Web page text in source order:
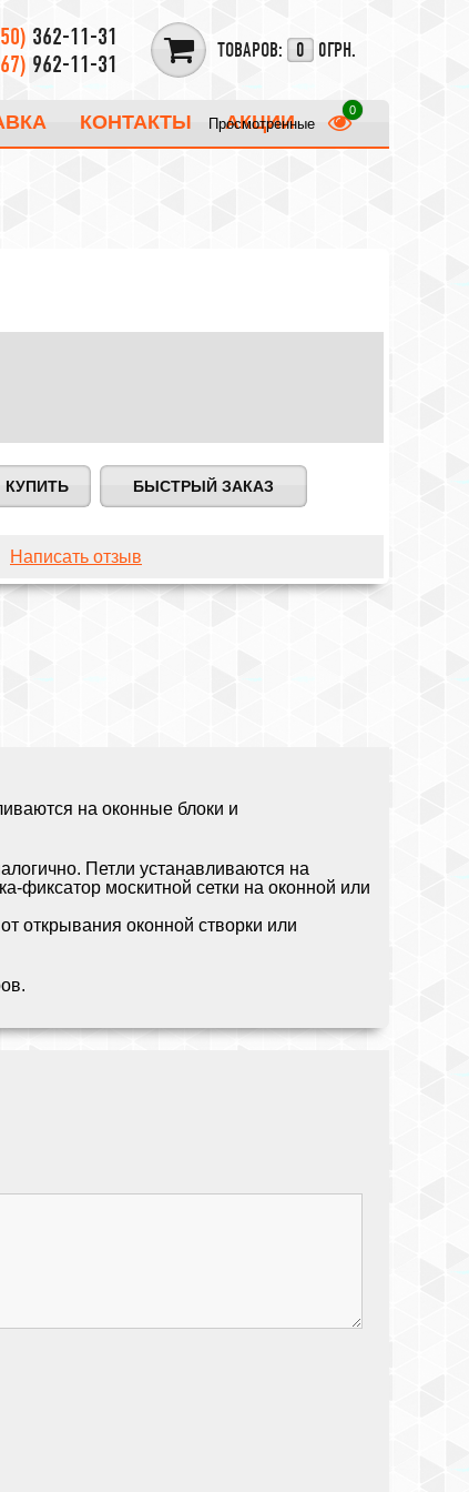
ТОВАРОВ: 0 0ГРН.
362-11-31
962-11-31
КОНТАКТЫ АКЦИИ
Просмотренные
БЫСТРЫЙ ЗАКАЗ
Написать отзыв
на оконные блоки и
Петли устанавливаются на
фиксатор москитной сетки на оконной или
открывания оконной створки или